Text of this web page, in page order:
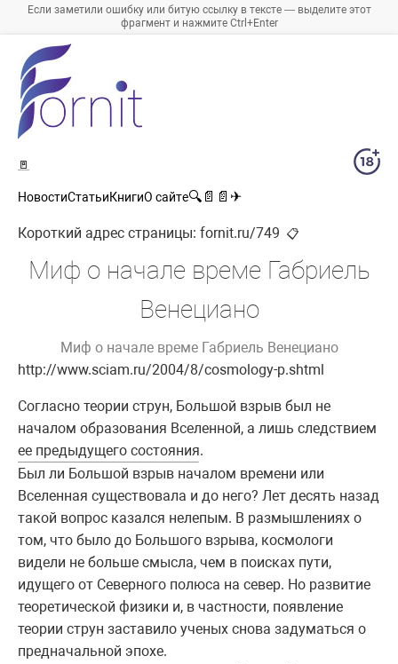
Если заметили ошибку или битую ссылку в тексте — выделите этот
фрагмент и нажмите Ctrl+Enter
🚪
НовостиСтатьиКнигиО сайте🔍 📄 📄 ✈
Короткий адрес страницы: fornit.ru/749 📋
Миф о начале време Габриель
Венециано
Миф о начале време Габриель Венециано
http://www.sciam.ru/2004/8/cosmology-p.shtml
Согласно теории струн, Большой взрыв был не
началом образования Вселенной, а лишь следствием
ее предыдущего состояния.
Был ли Большой взрыв началом времени или
Вселенная существовала и до него? Лет десять назад
такой вопрос казался нелепым. В размышлениях о
том, что было до Большого взрыва, космологи
видели не больше смысла, чем в поисках пути,
идущего от Северного полюса на север. Но развитие
теоретической физики и, в частности, появление
теории струн заставило ученых снова задуматься о
предначальной эпохе.